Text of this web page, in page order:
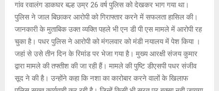
गांव रवालंग डाकघर बल्ह उम्र 26 वर्ष पुलिस को देखकर भाग गया था।
पुलिस ने जाल बिछाकर आरोपी को गिराफ्तार करने में सफलता हासिल की।
जानकारी के मुताबिक उक्त व्यक्ति पहले भी एन डी पी एस मामले में आरोपी रह
चुका है। पधर पुलिस ने आरोपी को मंगलवार को मंडी नयालय में पेश किया ।
जहां से उसे तीन दिन के रिमांड पर भेजा गया है। मुख्य आरक्षी संजय कुमार
द्वारा मामले की तफ्तीश की जा रही हैं। मामले की पुष्टि डीएसपी पधर संजीव
सूद ने की है। उन्होंने कहा कि नशा का कारोबार करने वालों के खिलाफ